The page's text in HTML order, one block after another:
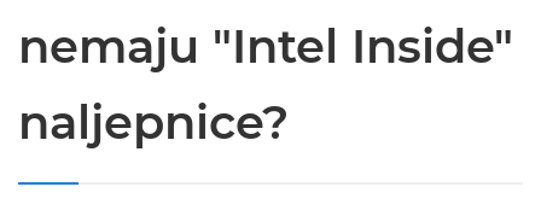
nemaju "Intel Inside"
naljepnice?